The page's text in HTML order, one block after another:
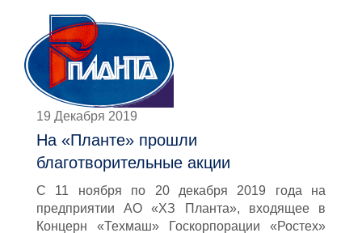
19 Декабря 2019
На «Планте» прошли
благотворительные акции
С 11 ноября по 20 декабря 2019 года на
предприятии АО «ХЗ Планта», входящее в
Концерн «Техмаш» Госкорпорации «Ростех»